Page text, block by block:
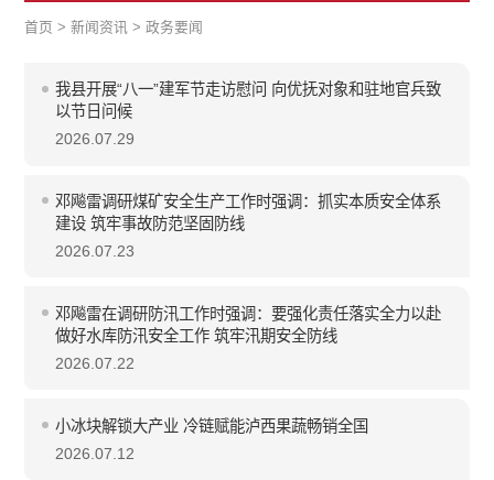
首页 >新闻资讯 >政务要闻
我县开展“八一”建军节走访慰问 向优抚对象和驻地官兵致
以节日问候
2026.07.29
邓飚雷调研煤矿安全生产工作时强调：抓实本质安全体系
建设 筑牢事故防范坚固防线
2026.07.23
邓飚雷在调研防汛工作时强调：要强化责任落实全力以赴
做好水库防汛安全工作 筑牢汛期安全防线
2026.07.22
小冰块解锁大产业 冷链赋能泸西果蔬畅销全国
2026.07.12